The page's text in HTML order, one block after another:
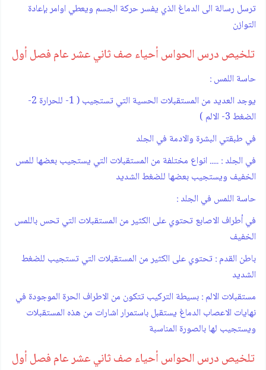
ترسل رسالة الى الدماغ الذي يفسر حركة الجسم ويعطي اوامر بإعادة
التوازن
تلخيص درس الحواس أحياء صف ثاني عشر عام فصل أول
حاسة اللمس :
يوجد العديد من المستقبلات الحسية التي تستجيب ( 1- للحرارة 2-
الضغط 3- الالم )
في طبقتي البشرة والادمة في الجلد
في الجلد : ..... انواع مختلفة من المستقبلات التي يستجيب بعضها للمس
الخفيف ويستجيب بعضها للضغط الشديد
حاسة اللمس في الجلد :
في أطراف الاصابع تحتوي على الكثير من المستقبلات التي تحس باللمس
الخفيف
باطن القدم : تحتوي على الكثير من المستقبلات التي تستجيب للضغط
الشديد
مستقبلات الالم : بسيطة التركيب تتكون من الاطراف الحرة الموجودة في
نهايات الاعصاب الدماغ يستقبل باستمرار اشارات من هذه المستقبلات
ويستجيب لها بالصورة المناسبة
تلخيص درس الحواس أحياء صف ثاني عشر عام فصل أول